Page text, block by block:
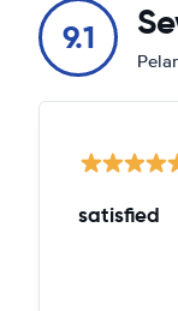
9.1
satisfied